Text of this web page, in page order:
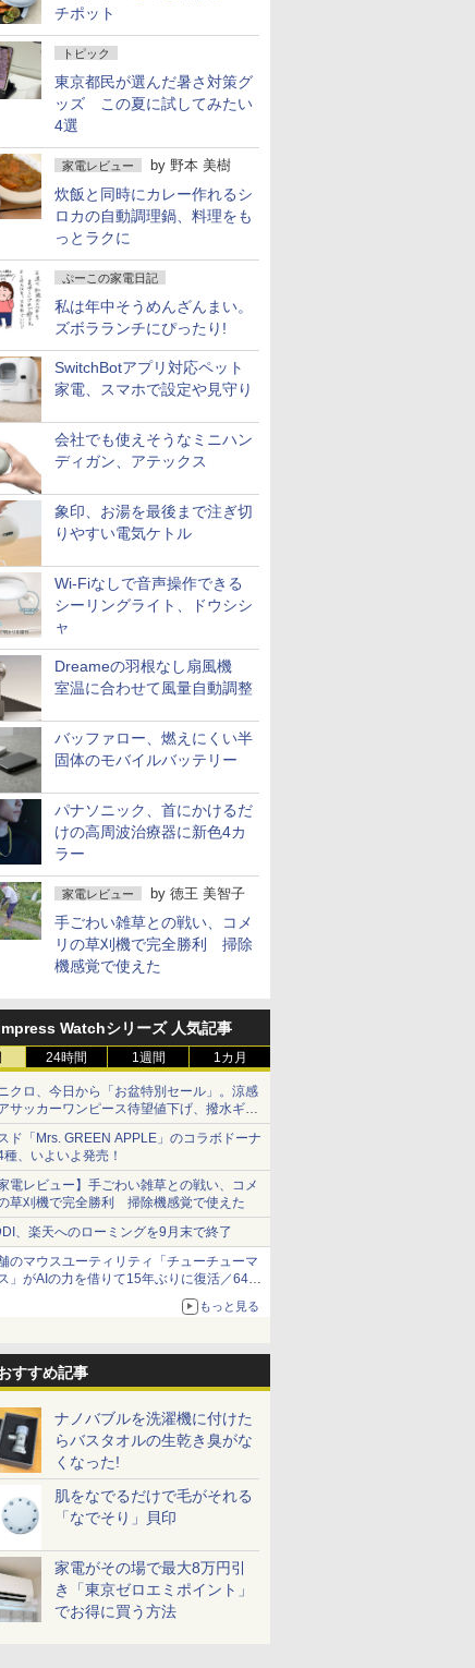
チポット
トピック
東京都民が選んだ暑さ対策グ
ッズ この夏に試してみたい
4選
家電レビュー by 野本 美樹
炊飯と同時にカレー作れるシ
ロカの自動調理鍋、料理をも
っとラクに
ぷーこの家電日記
私は年中そうめんざんまい。
ズボラランチにぴったり!
SwitchBotアプリ対応ペット
家電、スマホで設定や見守り
会社でも使えそうなミニハン
ディガン、アテックス
象印、お湯を最後まで注ぎ切
りやすい電気ケトル
Wi-Fiなしで音声操作できる
シーリングライト、ドウシシ
ャ
Dreameの羽根なし扇風機
室温に合わせて風量自動調整
バッファロー、燃えにくい半
固体のモバイルバッテリー
パナソニック、首にかけるだ
けの高周波治療器に新色4カ
ラー
家電レビュー by 徳王 美智子
手ごわい雑草との戦い、コメ
リの草刈機で完全勝利 掃除
機感覚で使えた
Watchシリーズ 人気記事
24時間 1週間 1カ月
クロ、今日から「お盆特別セール」。涼感
サッカーワンピース待望値下げ、撥水ギア
ーツは1990円に
ド「Mrs. GREEN APPLE」のコラボドーナ
種、いよいよ発売！
家電レビュー】手ごわい雑草との戦い、コメ
草刈機で完全勝利 掃除機感覚で使えた
、楽天へのローミングを9月末で終了
のマウスユーティリティ「チューチューマ
」がAIの力を借りて15年ぶりに復活／64bit
、Windows 10/11、「Chrome」も走り回
。復活記念で2026年末まで500円
もっと見る
すすめ記事
ナノバブルを洗濯機に付けた
らバスタオルの生乾き臭がな
くなった!
肌をなでるだけで毛がそれる
「なでそり」貝印
家電がその場で最大8万円引
き「東京ゼロエミポイント」
でお得に買う方法